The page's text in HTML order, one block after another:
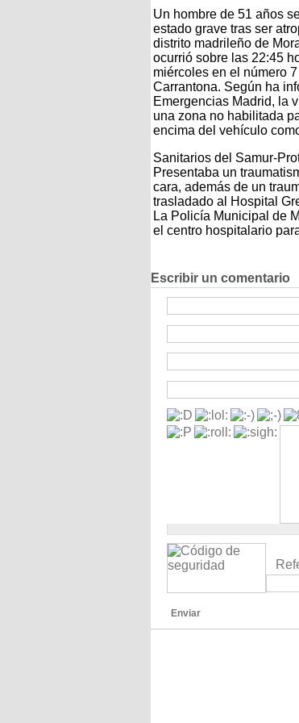
Un hombre de 51 años
estado grave tras ser
distrito madrileño de
ocurrió sobre las 22:45
miércoles en el número
Carrantona. Según ha
Emergencias Madrid, la
una zona no habilitada
encima del vehículo
Sanitarios del Samur-
Presentaba un
cara, además de un
trasladado al Hospital
La Policía Municipal de
el centro hospitalario
Escribir un comentario
Enviar